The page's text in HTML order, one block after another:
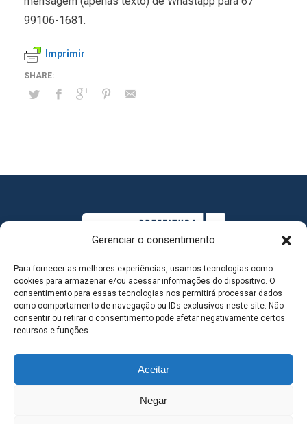
Gerenciar o consentimento
Para fornecer as melhores experiências, usamos tecnologias como
cookies para armazenar e/ou acessar informações do dispositivo. O
consentimento para essas tecnologias nos permitirá processar dados
como comportamento de navegação ou IDs exclusivos neste site. Não
consentir ou retirar o consentimento pode afetar negativamente certos
recursos e funções.
Aceitar
Negar
99106-1681.
Imprimir
MAPA DO SITE
SEDE DO ADMINISTRATIVO MUNICIPAL - Avenida